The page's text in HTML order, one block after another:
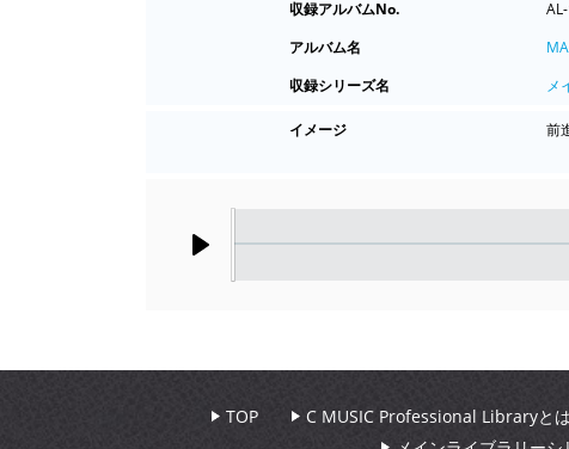
収録アルバムNo.
アルバム名
収録シリーズ名
メ
イメージ 前
TOP C MUSIC Professional Libraryと